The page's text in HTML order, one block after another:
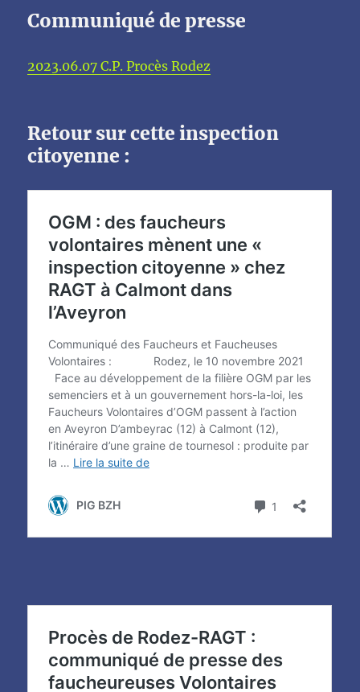
Communiqué de presse
2023.06.07 C.P. Procès Rodez
Retour sur cette inspection
citoyenne :